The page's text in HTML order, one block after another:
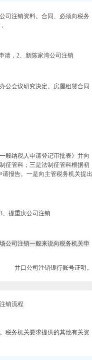
司注销资料。 合同、必须向税务
请，2、新陈家湾公司注销
公会议研究决定。房屋租赁合同
般纳税人申请登记审批表》并向
征管科；三是法制征管科根据初
报告。一是向主管税务机关提出
、提重庆公司注销
公司注销一般来说向税务机关申
井口公司注销银行账号证明。
销流程
税务机关要求提供的其他有关资